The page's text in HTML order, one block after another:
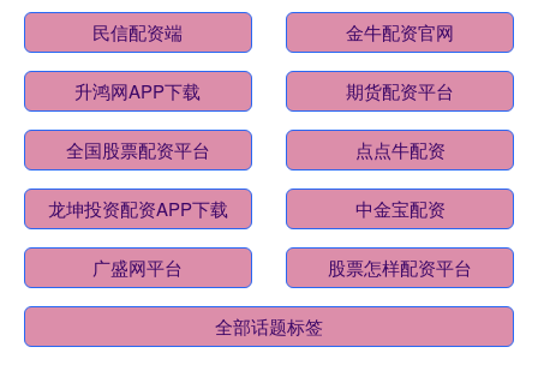
民信配资端 金牛配资官网
升鸿网APP下载 期货配资平台
全国股票配资平台 点点牛配资
龙坤投资配资APP下载 中金宝配资
广盛网平台 股票怎样配资平台
全部话题标签